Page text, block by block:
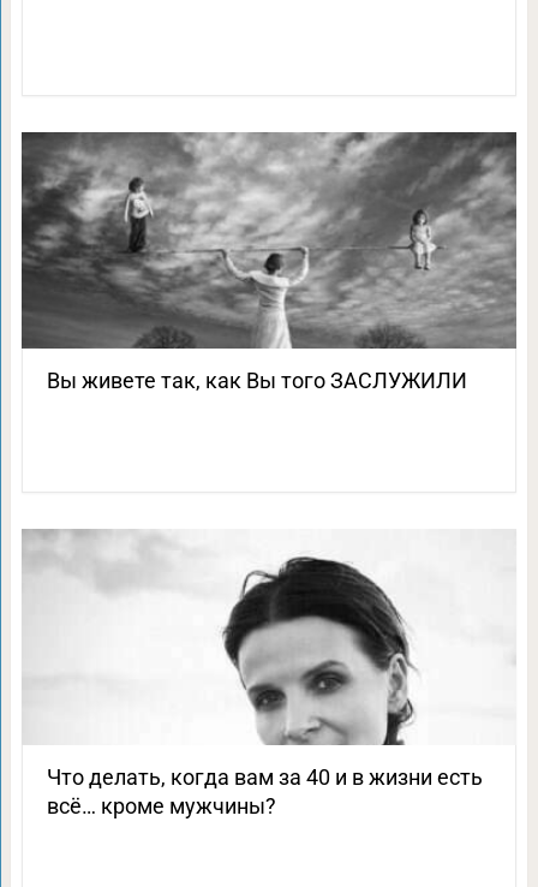
Вы живете так, как Вы того ЗАСЛУЖИЛИ
Что делать, когда вам за 40 и в жизни есть
всё… кроме мужчины?